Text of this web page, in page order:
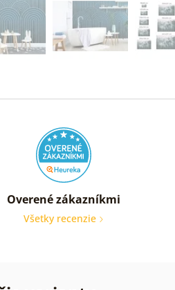
Overené zákazníkmi
Všetky recenzie